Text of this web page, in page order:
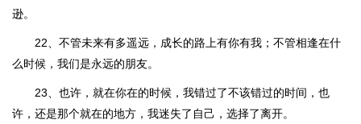
逊。
22、不管未来有多遥远，成长的路上有你有我；不管相逢在什
么时候，我们是永远的朋友。
23、也许，就在你在的时候，我错过了不该错过的时间，也
许，还是那个就在的地方，我迷失了自己，选择了离开。